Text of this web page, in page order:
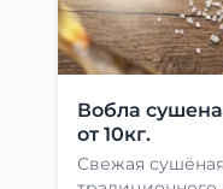
Вобла
от 10кг.
Свежая